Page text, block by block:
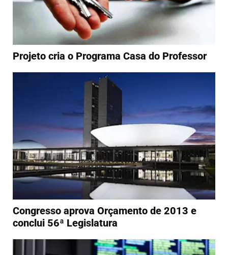
Projeto cria o Programa Casa do Professor
Congresso aprova Orçamento de 2013 e
conclui 56ª Legislatura